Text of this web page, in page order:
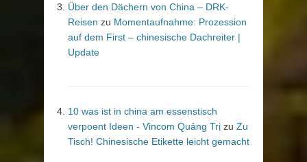
Über den Dächern von China – DRK-
Reisen zu Momentaufnahme: Prozession
auf dem First – chinesische Dachreiter |
Update
10 was ist in china am essenstisch
verpoent Ideen - Vincom Quảng Trị zu Zu
Tisch! Chinesische Etikette leicht gemacht